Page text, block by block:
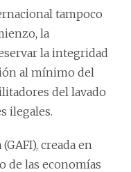
tampoco
la
la integridad
al mínimo del
del lavado
ilegales.
creada en
de las economías